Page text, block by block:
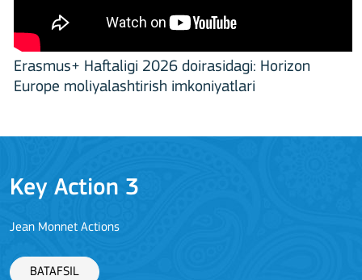
Erasmus+ Haftaligi 2026 doirasidagi: Horizon
Europe moliyalashtirish imkoniyatlari
Key Action 3
Jean Monnet Actions
BATAFSIL